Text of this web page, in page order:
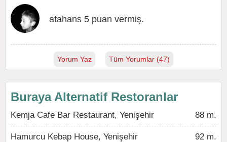
atahans 5 puan vermiş.
Yorum Yaz Tüm Yorumlar (47)
Buraya Alternatif Restoranlar
Kemja Cafe Bar Restaurant, Yenişehir 88 m.
Hamurcu Kebap House, Yenişehir 92 m.